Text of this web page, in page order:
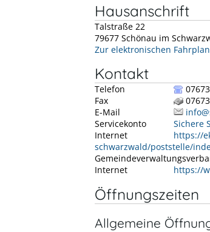
Hausanschrift
Talstraße 22
79677 Schönau im
Zur elektronischen
Kontakt
Telefon
Fax
E-Mail
Servicekonto
Sichere
Internet
https://
schwarzwald/poststelle/
Internet
https://
Öffnungszeiten
Allgemeine